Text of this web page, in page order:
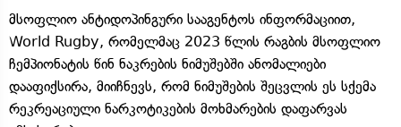
მსოფლიო ანტიდოპინგური სააგენტოს ინფორმაციით,
World Rugby, რომელმაც 2023 წლის რაგბის მსოფლიო
ჩემპიონატის წინ ნაკრების ნიმუშებში ანომალიები
დააფიქსირა, მიიჩნევს, რომ ნიმუშების შეცვლის ეს სქემა
რეკრეაციული ნარკოტიკების მოხმარების დაფარვას